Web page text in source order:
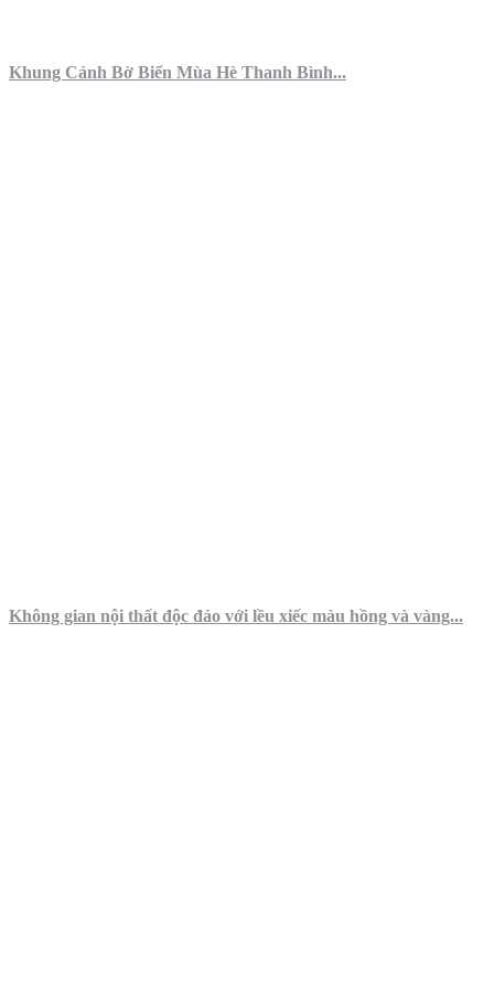
Khung Cảnh Bờ Biển Mùa Hè Thanh Bình...
Không gian nội thất độc đáo với lều xiếc màu hồng và vàng...